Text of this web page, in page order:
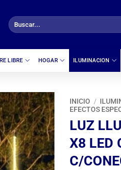
Buscar
por:
LIBRE HOGAR ILUMINACION
INICIO /
EFECTOS
LUZ
X8 LED
C/